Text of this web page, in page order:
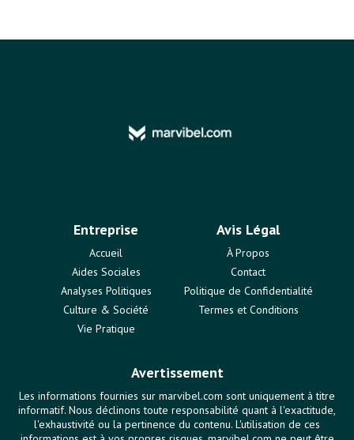
Entreprise
Accueil
Aides Sociales
Analyses Politiques
Culture & Société
Vie Pratique
Avis Légal
À Propos
Contact
Politique de Confidentialité
Termes et Conditions
Avertissement
Les informations fournies sur marvibel.com sont uniquement à titre
informatif. Nous déclinons toute responsabilité quant à l'exactitude,
l'exhaustivité ou la pertinence du contenu. L'utilisation de ces